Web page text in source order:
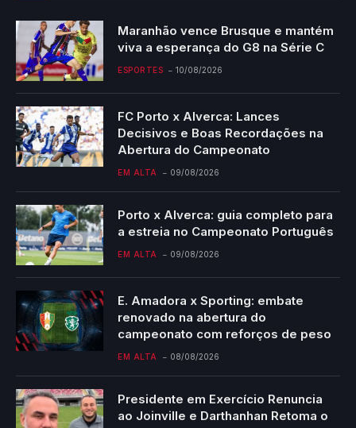
Maranhão vence Brusque e mantém
viva a esperança do G8 na Série C
ESPORTES 10/08/2026
FC Porto x Alverca: Lances
Decisivos e Boas Recordações na
Abertura do Campeonato
EM ALTA 09/08/2026
Porto x Alverca: guia completo para
a estreia no Campeonato Português
EM ALTA 09/08/2026
E. Amadora x Sporting: embate
renovado na abertura do
campeonato com reforços de peso
EM ALTA 08/08/2026
Presidente em Exercício Renuncia
ao Joinville e Darthanhan Retoma o